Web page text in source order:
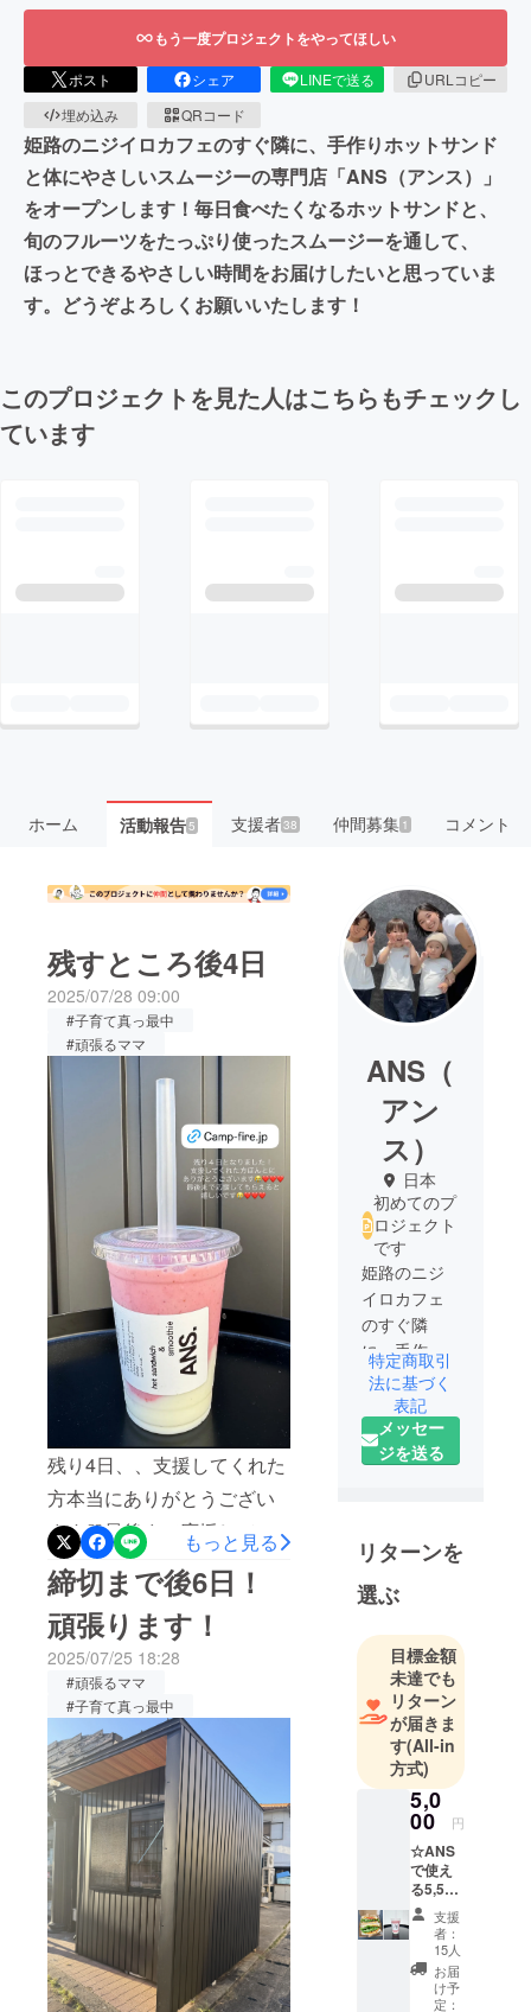
もう一度プロジェクトをやってほしい
ポスト シェア LINEで送る
URLコピー
埋め込み
QRコード
姫路のニジイロカフェのすぐ隣に、手作りホットサンド
と体にやさしいスムージーの専門店「ANS（アンス）」
をオープンします！毎日食べたくなるホットサンドと、
旬のフルーツをたっぷり使ったスムージーを通して、
ほっとできるやさしい時間をお届けしたいと思っていま
す。どうぞよろしくお願いいたします！
このプロジェクトを見た人はこちらもチェックし
ています
ホーム 活動報告5 支援者38 仲間募集 1 コメント
残すところ後4日
2025/07/28 09:00
#子育て真っ最中
#頑張るママ
残り4日、、支援してくれた
方本当にありがとうござい
ます♡最後まで応援しても
らえると嬉しいです♡
もっと見る
締切まで後6日！
頑張ります！
2025/07/25 18:28
#頑張るママ
#子育て真っ最中
ANS（
アン
ス）
日本
初めてのプ
ロジェクト
です
姫路のニジ
イロカフェ
のすぐ隣
に、手作り
ホットサン
ドと体にや
さしいス
ムージーの
オープンし
ます！毎日
食べたくな
るホットサ
ンドと、旬
のフルーツ
をたっぷり
使ったス
ムージーを
通して、
ほっとでき
るやさしい
時間をお届
けしたいと
思っていま
す。どうぞ
よろしくお
願いいたし
特定商取引
法に基づく
表記
メッセー
ジを送る
リターンを
選ぶ
目標金額
未達でも
リターン
が届きま
す(All-in
方式)
5,0
00 円
☆ANS
で使え
る5,500
円チ
ケット
（500円
お
得！）
8月グラ
支援
者：
15人
お届
け予
定：